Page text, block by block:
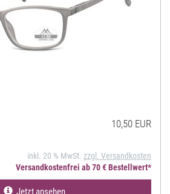
10,50 EUR
inkl. 20 % MwSt. zzgl. Versandkosten
Versandkostenfrei ab 70 € Bestellwert*
Jetzt ansehen